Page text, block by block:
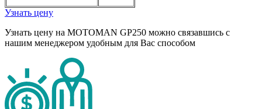
Узнать цену
Узнать цену на MOTOMAN GP250 можно связавшись с
нашим менеджером удобным для Вас способом